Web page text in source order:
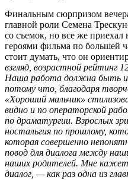
Финальным сюрпризом
главной роли Семена
со съемок, но все же
героями фильма по большей
стоит думать, что он
взгляд, возрастной рейтинг
Наша работа должна быть
потому что, благодаря
«Хороший мальчик»
видно и по операторской
по драматургии. Взрослых
ностальгия по прошлому,
которая совершенно
повод для диалога между
наших родителей. Мне
диалог, — как раз одна из